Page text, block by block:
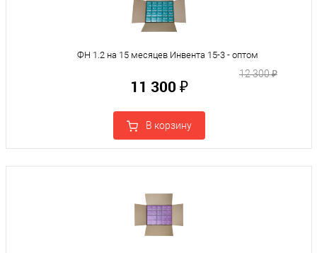
ФН 1.2 на 15 месяцев Инвента 15-3 - оптом
11 300 ₽
12 300 ₽
В корзину